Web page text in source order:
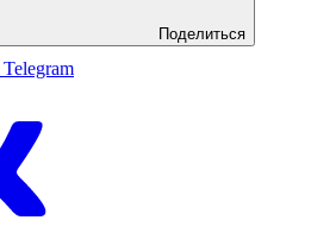
Поделиться
Telegram